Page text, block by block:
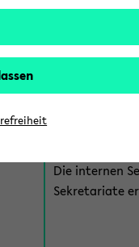
für Sie richtige aus:
eKVV für
Die internen
Sekretariate